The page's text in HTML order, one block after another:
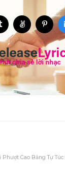
Cao Bằng Tự Túc